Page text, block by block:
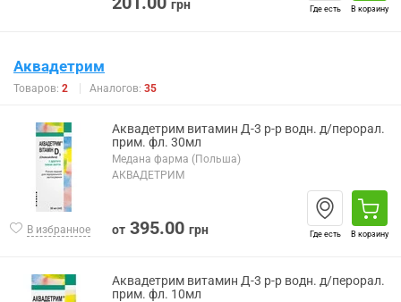
грн Где есть В корзину
Аквадетрим
Товаров: 2 Аналогов: 35
В избранное
Аквадетрим витамин Д-3 р-р водн. д/перорал.
прим. фл. 30мл
Медана фарма (Польша)
АКВАДЕТРИМ
от 395.00 грн Где есть В корзину
Аквадетрим витамин Д-3 р-р водн. д/перорал.
прим. фл. 10мл